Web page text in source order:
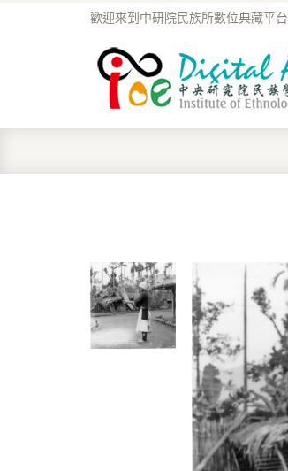
歡迎來到中研院民族所數位典藏平台